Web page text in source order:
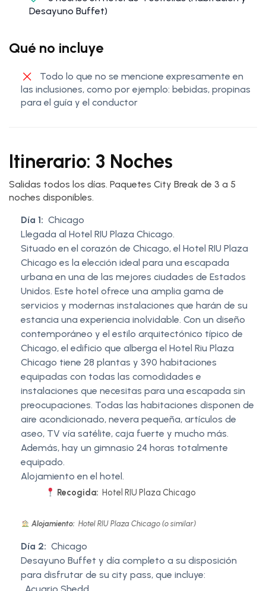
Desayuno Buffet)
Qué no incluye
Todo lo que no se mencione expresamente en
las inclusiones, como por ejemplo: bebidas, propinas
para el guía y el conductor
Itinerario: 3 Noches
Salidas todos los días. Paquetes City Break de 3 a 5
noches disponibles.
Día 1: Chicago
Llegada al Hotel RIU Plaza Chicago.
Situado en el corazón de Chicago, el Hotel RIU Plaza
Chicago es la elección ideal para una escapada
urbana en una de las mejores ciudades de Estados
Unidos. Este hotel ofrece una amplia gama de
servicios y modernas instalaciones que harán de su
estancia una experiencia inolvidable. Con un diseño
contemporáneo y el estilo arquitectónico típico de
Chicago, el edificio que alberga el Hotel Riu Plaza
Chicago tiene 28 plantas y 390 habitaciones
equipadas con todas las comodidades e
instalaciones que necesitas para una escapada sin
preocupaciones. Todas las habitaciones disponen de
aire acondicionado, nevera pequeña, artículos de
aseo, TV vía satélite, caja fuerte y mucho más.
Además, hay un gimnasio 24 horas totalmente
equipado.
Alojamiento en el hotel.
Recogida: Hotel RIU Plaza Chicago
Alojamiento: Hotel RIU Plaza Chicago (o similar)
Día 2: Chicago
Desayuno Buffet y día completo a su disposición
para disfrutar de su city pass, que incluye: